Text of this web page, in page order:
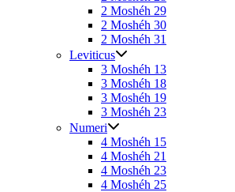
2 Moshéh 29
2 Moshéh 30
2 Moshéh 31
Leviticus
3 Moshéh 13
3 Moshéh 18
3 Moshéh 19
3 Moshéh 23
Numeri
4 Moshéh 15
4 Moshéh 21
4 Moshéh 23
4 Moshéh 25